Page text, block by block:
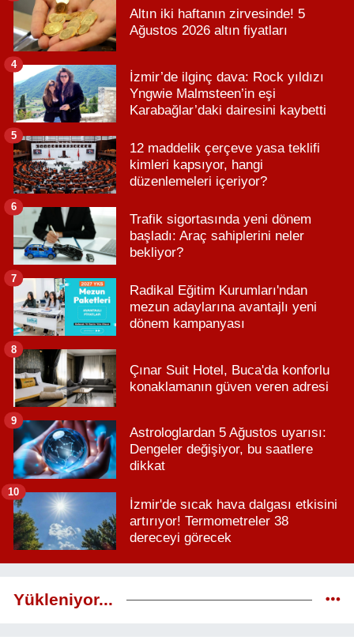
Altın iki haftanın zirvesinde! 5
Ağustos 2026 altın fiyatları
İzmir’de ilginç dava: Rock yıldızı
Yngwie Malmsteen’in eşi
Karabağlar’daki dairesini kaybetti
4
12 maddelik çerçeve yasa teklifi
kimleri kapsıyor, hangi
düzenlemeleri içeriyor?
5
Trafik sigortasında yeni dönem
başladı: Araç sahiplerini neler
bekliyor?
6
Radikal Eğitim Kurumları'ndan
mezun adaylarına avantajlı yeni
dönem kampanyası
7
Çınar Suit Hotel, Buca'da konforlu
konaklamanın güven veren adresi
8
Astrologlardan 5 Ağustos uyarısı:
Dengeler değişiyor, bu saatlere
dikkat
9
İzmir'de sıcak hava dalgası etkisini
artırıyor! Termometreler 38
dereceyi görecek
10
Yükleniyor...